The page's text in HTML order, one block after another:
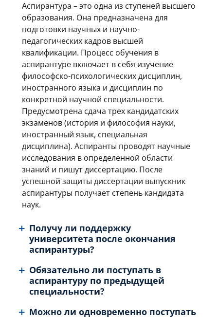
Аспирантура – это одна из ступеней высшего
образования. Она предназначена для
подготовки научных и научно-
педагогических кадров высшей
квалификации. Процесс обучения в
аспирантуре включает в себя изучение
философско-психологических дисциплин,
иностранного языка и дисциплин по
конкретной научной специальности.
Предусмотрена сдача трех кандидатских
экзаменов (история и философия науки,
иностранный язык, специальная
дисциплина). Аспиранты проводят научные
исследования в определенной области
знаний и пишут диссертацию. После
успешной защиты диссертации выпускник
аспирантуры получает степень кандидата
наук.
Получу ли поддержку
университета после окончания
аспирантуры?
Обязательно ли поступать в
аспирантуру по предыдущей
специальности?
Можно ли одновременно поступать